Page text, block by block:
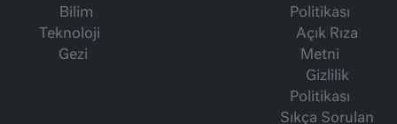
Bilim
Teknoloji
Gezi
Politikası
Açık Rıza
Metni
Gizlilik
Politikası
Sıkça Sorulan